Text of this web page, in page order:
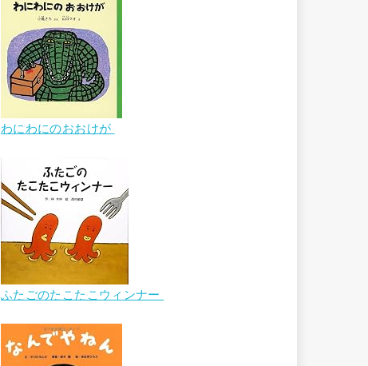
わにわにのおおけが
ふたごのたこたこウィンナー